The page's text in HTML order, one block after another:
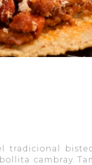
tradicional
cambray.